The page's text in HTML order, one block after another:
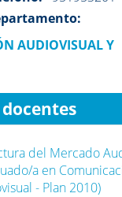
AUDIOVISUAL Y
del Mercado
a en
- Plan 2010)